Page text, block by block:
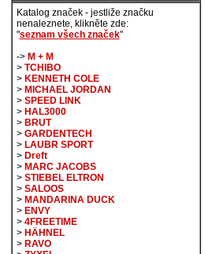
Katalog značek - jestliže značku
nenaleznete, klikněte zde:
"seznam všech značek"
-> M + M
> TCHIBO
> KENNETH COLE
> MICHAEL JORDAN
> SPEED LINK
> HAL3000
> BRUT
> GARDENTECH
> LAUBR SPORT
> Dreft
> MARC JACOBS
> STIEBEL ELTRON
> SALOOS
> MANDARINA DUCK
> ENVY
> 4FREETIME
> HÄHNEL
> RAVO